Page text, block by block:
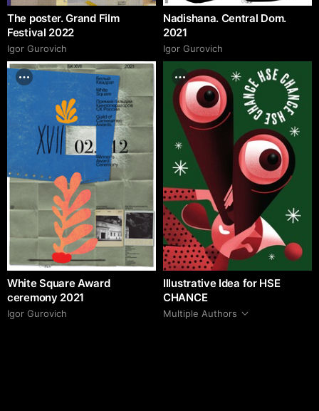
The poster. Grand Film
Festival 2022
Igor Gurovich
Nadishana. Central Dom.
2021
Igor Gurovich
White Square Award
ceremony 2021
Igor Gurovich
Illustrative Idea for HSE
CHANCE
Multiple Authors